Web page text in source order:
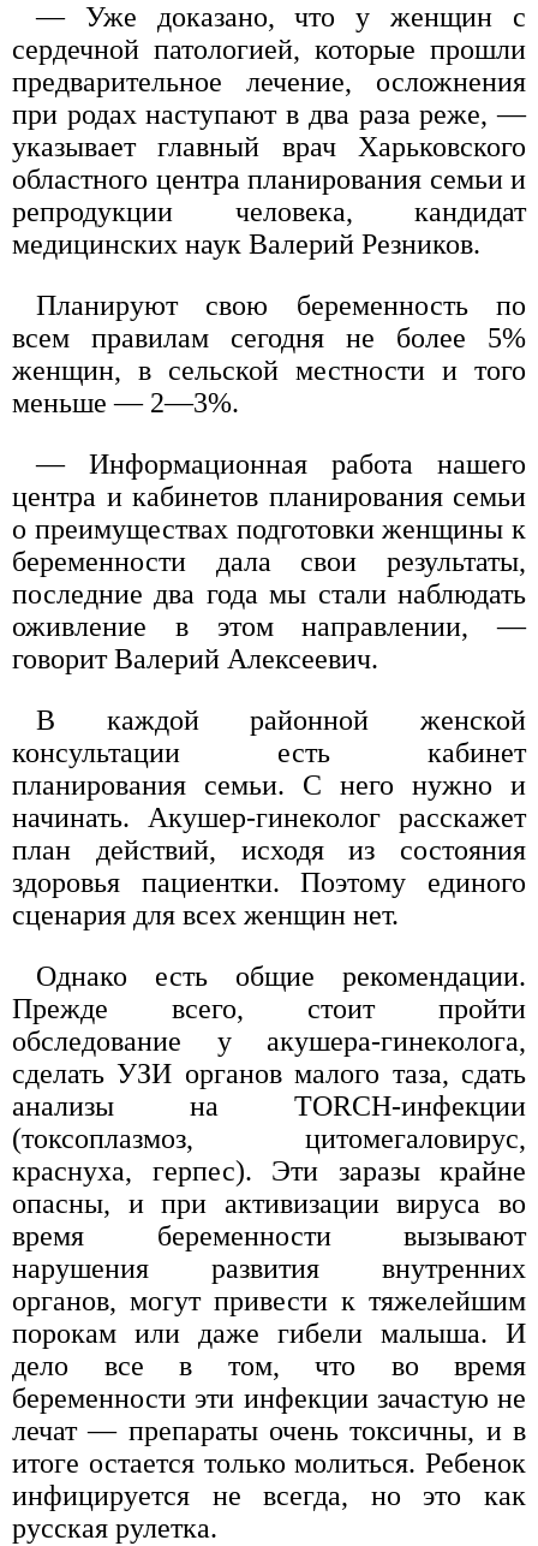
— Уже доказано, что у женщин с
сердечной патологией, которые прошли
предварительное лечение, осложнения
при родах наступают в два раза реже, —
указывает главный врач Харьковского
областного центра планирования семьи и
репродукции человека, кандидат
медицинских наук Валерий Резников.
Планируют свою беременность по
всем правилам сегодня не более 5%
женщин, в сельской местности и того
меньше — 2—3%.
— Информационная работа нашего
центра и кабинетов планирования семьи
о преимуществах подготовки женщины к
беременности дала свои результаты,
последние два года мы стали наблюдать
оживление в этом направлении, —
говорит Валерий Алексеевич.
В каждой районной женской
консультации есть кабинет
планирования семьи. С него нужно и
начинать. Акушер-гинеколог расскажет
план действий, исходя из состояния
здоровья пациентки. Поэтому единого
сценария для всех женщин нет.
Однако есть общие рекомендации.
Прежде всего, стоит пройти
обследование у акушера-гинеколога,
сделать УЗИ органов малого таза, сдать
анализы на TORCH-инфекции
(токсоплазмоз, цитомегаловирус,
краснуха, герпес). Эти заразы крайне
опасны, и при активизации вируса во
время беременности вызывают
нарушения развития внутренних
органов, могут привести к тяжелейшим
порокам или даже гибели малыша. И
дело все в том, что во время
беременности эти инфекции зачастую не
лечат — препараты очень токсичны, и в
итоге остается только молиться. Ребенок
инфицируется не всегда, но это как
русская рулетка.